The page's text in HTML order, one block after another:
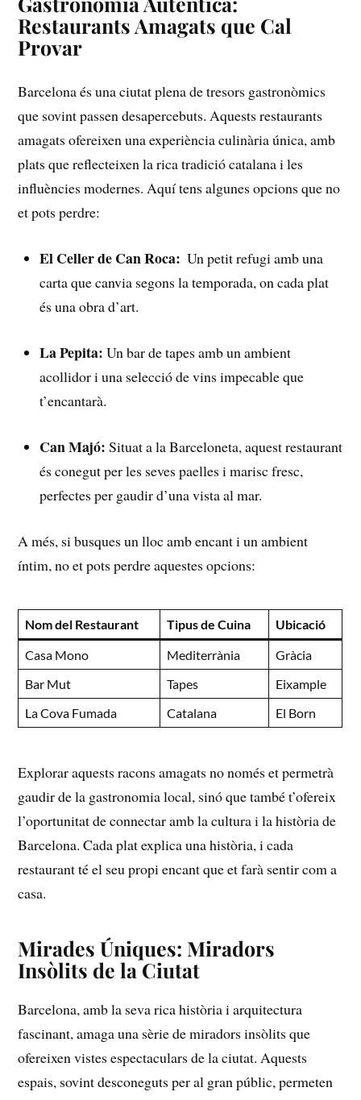
Restaurants ⁤Amagats que Cal
Provar
Barcelona és‌ una ciutat⁤ plena ‌de tresors gastronòmics
que sovint passen desapercebuts.⁤ Aquests restaurants
amagats ofereixen ⁤una experiència culinària única, amb
plats que reflecteixen la rica tradició catalana i les
influències modernes. Aquí tens algunes‍ opcions que no
et pots perdre:
El Celler de Can Roca: ⁤ Un petit refugi amb una
carta que ⁤canvia segons la temporada, ‌on ⁤cada⁢ plat
és una obra​ d’art.
La ⁣Pepita: Un bar de​ tapes amb un ambient
acollidor i una selecció​ de vins impecable que
t’encantarà.
Can Majó: Situat a ‍la Barceloneta, aquest ⁢restaurant
és conegut per les seves paelles i marisc fresc,
perfectes per gaudir d’una‍ vista⁢ al mar.
A més, si busques un lloc amb encant i ⁢un ambient
íntim, no ⁣et‍ pots perdre‍ aquestes ​opcions:
Nom del‌ Restaurant Tipus de​ Cuina
Ubicació
Casa Mono
Mediterrània
Gràcia
Bar‍ Mut
Tapes
Eixample
La Cova Fumada
Catalana El Born
Explorar‍ aquests racons amagats no només et permetrà
gaudir ‍de la gastronomia local, sinó ⁤que​ també t’ofereix
⁢l’oportunitat de​ connectar amb la cultura ⁤i la ⁣història de
Barcelona. Cada plat⁤ explica una història, i‌ cada
restaurant té ‌el​ seu‍ propi encant que et​ farà sentir com a
casa.
Mirades Úniques: Miradors
Insòlits de la Ciutat
Barcelona, amb ⁤la seva rica història i arquitectura
fascinant, amaga una‌ sèrie de miradors insòlits que
ofereixen vistes espectaculars de ⁢la ciutat. Aquests⁤
espais, sovint‍ desconeguts per al gran públic, permeten